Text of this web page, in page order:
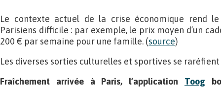
Le contexte actuel de la crise économique rend
Parisiens difficile : par exemple, le prix moyen d’un
200 € par semaine pour une famille. (source)
Les diverses sorties culturelles et sportives se
Fraîchement arrivée à Paris, l’application Toog